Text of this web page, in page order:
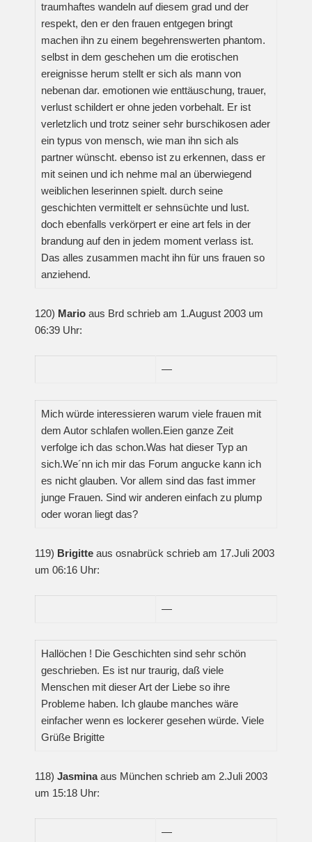
traumhaftes wandeln auf diesem grad und der
respekt, den er den frauen entgegen bringt
machen ihn zu einem begehrenswerten phantom.
selbst in dem geschehen um die erotischen
ereignisse herum stellt er sich als mann von
nebenan dar. emotionen wie enttäuschung, trauer,
verlust schildert er ohne jeden vorbehalt. Er ist
verletzlich und trotz seiner sehr burschikosen ader
ein typus von mensch, wie man ihn sich als
partner wünscht. ebenso ist zu erkennen, dass er
mit seinen und ich nehme mal an überwiegend
weiblichen leserinnen spielt. durch seine
geschichten vermittelt er sehnsüchte und lust.
doch ebenfalls verkörpert er eine art fels in der
brandung auf den in jedem moment verlass ist.
Das alles zusammen macht ihn für uns frauen so
anziehend.
120) Mario aus Brd schrieb am 1.August 2003 um
06:39 Uhr:
—
Mich würde interessieren warum viele frauen mit
dem Autor schlafen wollen.Eien ganze Zeit
verfolge ich das schon.Was hat dieser Typ an
sich.We´nn ich mir das Forum angucke kann ich
es nicht glauben. Vor allem sind das fast immer
junge Frauen. Sind wir anderen einfach zu plump
oder woran liegt das?
119) Brigitte aus osnabrück schrieb am 17.Juli 2003
um 06:16 Uhr:
—
Hallöchen ! Die Geschichten sind sehr schön
geschrieben. Es ist nur traurig, daß viele
Menschen mit dieser Art der Liebe so ihre
Probleme haben. Ich glaube manches wäre
einfacher wenn es lockerer gesehen würde. Viele
Grüße Brigitte
118) Jasminaaus München schrieb am 2.Juli 2003
um 15:18 Uhr:
—